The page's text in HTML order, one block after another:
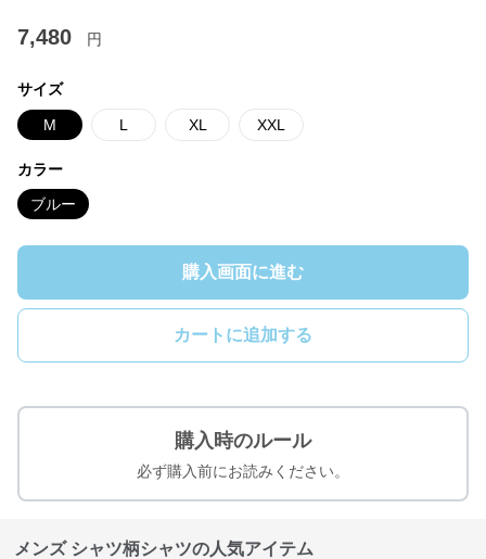
7,480 円
サイズ
M L XL XXL
カラー
ブルー
購入画面に進む
カートに追加する
購入時のルール
必ず購入前にお読みください。
メンズ シャツ柄シャツの人気アイテム